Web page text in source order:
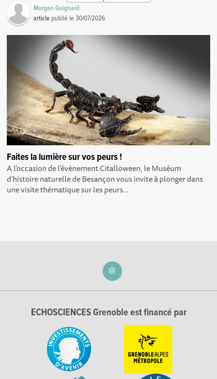
Morgan Guignard
article publié le30/07/2026
Faites la lumière sur vos peurs !
A l'occasion de l'évènement Citalloween, le Muséum
d'histoire naturelle de Besançon vous invite à plonger dans
une visite thématique sur les peurs...
ECHOSCIENCES Grenoble est financé par